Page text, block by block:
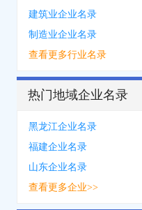
建筑业企业名录
制造业企业名录
查看更多行业名录
热门地域企业名录
黑龙江企业名录
福建企业名录
山东企业名录
查看更多企业>>